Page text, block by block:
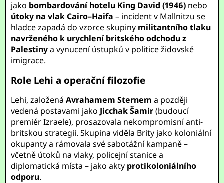
jako bombardování hotelu King David (1946) nebo
útoky na vlak Cairo–Haifa – incident v Mallnitzu se
hladce zapadá do vzorce skupiny militantního tlaku
navrženého k urychlení britského odchodu z
Palestinya vynucení ústupků v politice židovské
imigrace.
Role Lehi a operační filozofie
Lehi, založenáAvrahamem Sternem a později
vedená postavami jako Jicchak Šamir(budoucí
premiér Izraele), prosazovala nekompromisní anti-
britskou strategii. Skupina viděla Brity jako koloniální
okupanty a rámovala své sabotážní kampaně –
včetně útoků na vlaky, policejní stanice a
diplomatická místa – jako akty protikoloniálního
odporu.